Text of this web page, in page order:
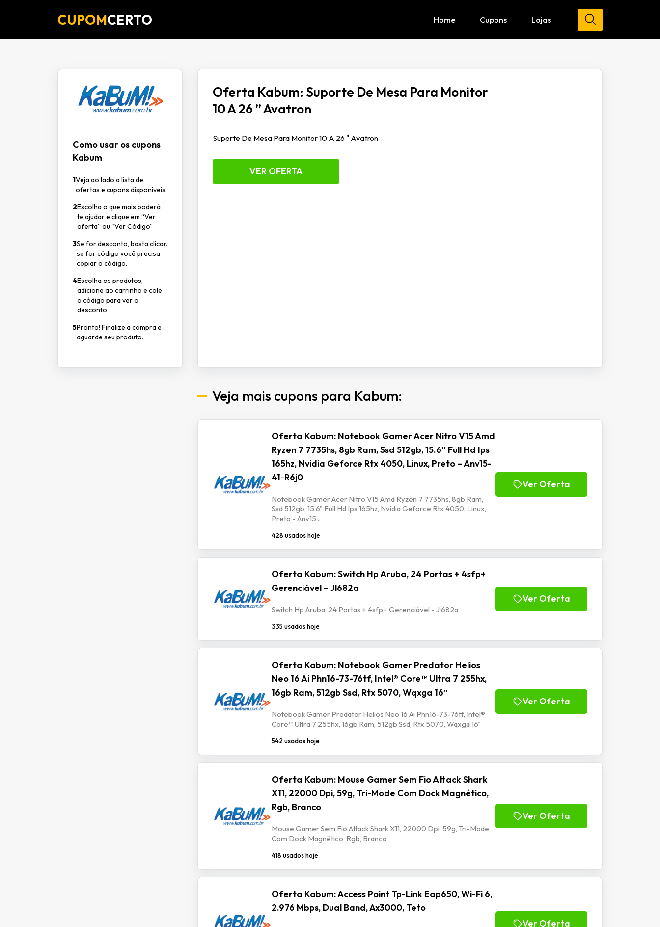
CUPOMCERTO Home Cupons Lojas
Como usar os cupons
Kabum
1Veja ao lado a lista de
ofertas e cupons disponíveis.
2Escolha o que mais poderá
te ajudar e clique em “Ver
oferta” ou “Ver Código”
3Se for desconto, basta clicar.
se for código você precisa
copiar o código.
4Escolha os produtos,
adicione ao carrinho e cole
o código para ver o
desconto
5Pronto! Finalize a compra e
aguarde seu produto.
Oferta Kabum: Suporte De Mesa Para Monitor
10 A 26 ” Avatron
Suporte De Mesa Para Monitor 10 A 26 " Avatron
VER OFERTA
Veja mais cupons para Kabum:
Oferta Kabum: Notebook Gamer Acer Nitro V15 Amd
Ryzen 7 7735hs, 8gb Ram, Ssd 512gb, 15.6″ Full Hd Ips
165hz, Nvidia Geforce Rtx 4050, Linux, Preto – Anv15-
41-R6j0
Notebook Gamer Acer Nitro V15 Amd Ryzen 7 7735hs, 8gb Ram,
Ssd 512gb, 15.6" Full Hd Ips 165hz, Nvidia Geforce Rtx 4050, Linux,
Preto - Anv15...
428 usados hoje
Ver Oferta
Oferta Kabum: Switch Hp Aruba, 24 Portas + 4sfp+
Gerenciável – Jl682a
Switch Hp Aruba, 24 Portas + 4sfp+ Gerenciável - Jl682a
335 usados hoje
Ver Oferta
Oferta Kabum: Notebook Gamer Predator Helios
Neo 16 Ai Phn16-73-76tf, Intel® Core™ Ultra 7 255hx,
16gb Ram, 512gb Ssd, Rtx 5070, Wqxga 16″
Notebook Gamer Predator Helios Neo 16 Ai Phn16-73-76tf, Intel®
Core™ Ultra 7 255hx, 16gb Ram, 512gb Ssd, Rtx 5070, Wqxga 16"
542 usados hoje
Ver Oferta
Oferta Kabum: Mouse Gamer Sem Fio Attack Shark
X11, 22000 Dpi, 59g, Tri-Mode Com Dock Magnético,
Rgb, Branco
Mouse Gamer Sem Fio Attack Shark X11, 22000 Dpi, 59g, Tri-Mode
Com Dock Magnético, Rgb, Branco
418 usados hoje
Ver Oferta
Oferta Kabum: Access Point Tp-Link Eap650, Wi-Fi 6,
2.976 Mbps, Dual Band, Ax3000, Teto
Ver Oferta